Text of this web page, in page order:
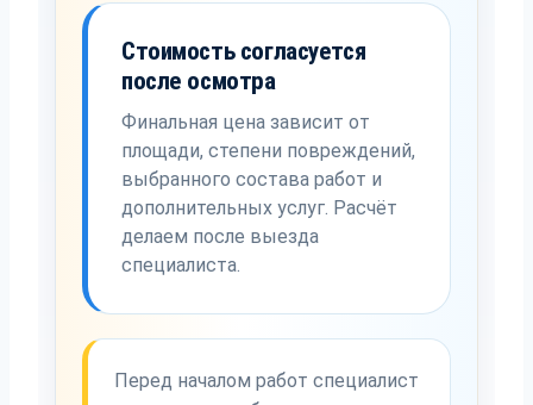
Стоимость согласуется
после осмотра
Финальная цена зависит от
площади, степени повреждений,
выбранного состава работ и
дополнительных услуг. Расчёт
делаем после выезда
специалиста.
Перед началом работ специалист